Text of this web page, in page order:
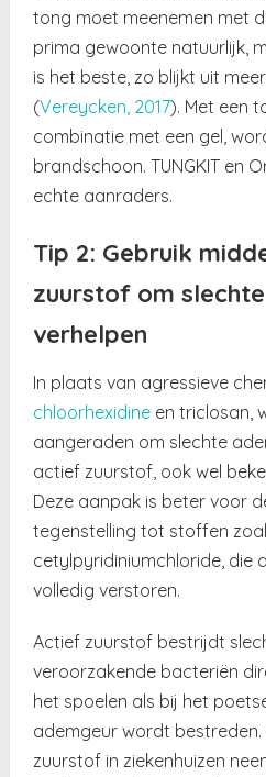
tong moet meenemen met
prima gewoonte natuurlijk,
is het beste, zo blijkt uit
(Vereycken, 2017). Met een
combinatie met een gel,
brandschoon. TUNGKIT en
echte aanraders.
Tip 2: Gebruik
zuurstof om
verhelpen
In plaats van agressieve
chloorhexidine en triclosan,
aangeraden om slechte
actief zuurstof, ook wel
Deze aanpak is beter voor
tegenstelling tot stoffen
cetylpyridiniumchloride, die
volledig verstoren.
Actief zuurstof bestrijdt
veroorzakende bacteriën
het spoelen als bij het
ademgeur wordt
zuurstof in ziekenhuizen